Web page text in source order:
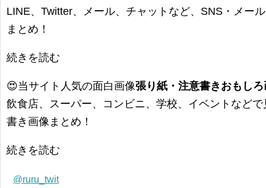
LINE、Twitter、メール、チャットなど、SNS・メー
まとめ！
続きを読む
😍当サイト人気の面白画像張り紙・注意書きおもし
飲食店、スーパー、コンビニ、学校、イベントなど
書き画像まとめ！
続きを読む
@ruru_twit